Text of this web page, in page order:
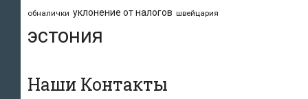
обналички уклонение от налогов швейцария
эстония
Наши Контакты